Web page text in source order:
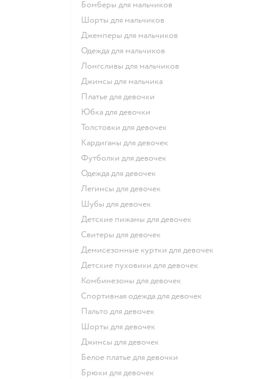
Бомберы для мальчиков
Шорты для мальчиков
Джемперы для мальчиков
Одежда для мальчиков
Лонгсливы для мальчиков
Джинсы для мальчика
Платье для девочки
Юбка для девочки
Толстовки для девочек
Кардиганы для девочек
Футболки для девочек
Одежда для девочек
Легинсы для девочек
Шубы для девочек
Детские пижамы для девочек
Свитеры для девочек
Демисезонные куртки для девочек
Детские пуховики для девочек
Комбинезоны для девочек
Спортивная одежда для девочек
Пальто для девочек
Шорты для девочек
Джинсы для девочек
Белое платье для девочки
Брюки для девочек